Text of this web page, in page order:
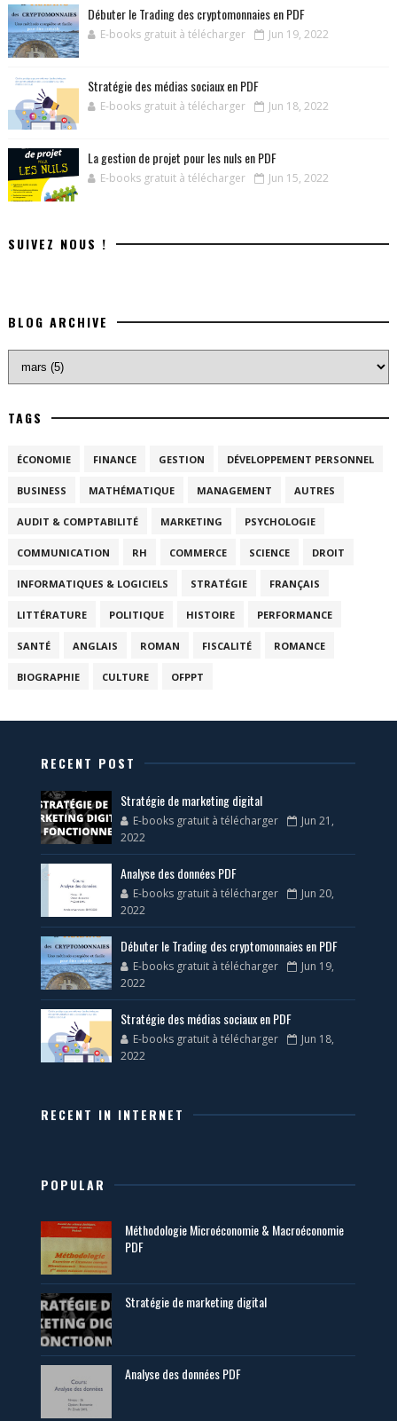
Débuter le Trading des cryptomonnaies en PDF
E-books gratuit à télécharger Jun 19, 2022
Stratégie des médias sociaux en PDF
E-books gratuit à télécharger Jun 18, 2022
La gestion de projet pour les nuls en PDF
E-books gratuit à télécharger Jun 15, 2022
SUIVEZ NOUS !
BLOG ARCHIVE
TAGS
ÉCONOMIE FINANCE GESTION DÉVELOPPEMENT PERSONNEL
BUSINESS MATHÉMATIQUE MANAGEMENT AUTRES
AUDIT & COMPTABILITÉ MARKETING PSYCHOLOGIE
COMMUNICATION RH COMMERCE SCIENCE DROIT
INFORMATIQUES & LOGICIELS STRATÉGIE FRANÇAIS
LITTÉRATURE POLITIQUE HISTOIRE PERFORMANCE
SANTÉ ANGLAIS ROMAN FISCALITÉ ROMANCE
BIOGRAPHIE CULTURE OFPPT
RECENT POST
Stratégie de marketing digital
E-books gratuit à télécharger
Jun 21,
2022
Analyse des données PDF
E-books gratuit à télécharger
Jun 20,
2022
Débuter le Trading des cryptomonnaies en PDF
E-books gratuit à télécharger
Jun 19,
2022
Stratégie des médias sociaux en PDF
E-books gratuit à télécharger
Jun 18,
2022
RECENT IN INTERNET
POPULAR
Méthodologie Microéconomie & Macroéconomie
PDF
Stratégie de marketing digital
Analyse des données PDF